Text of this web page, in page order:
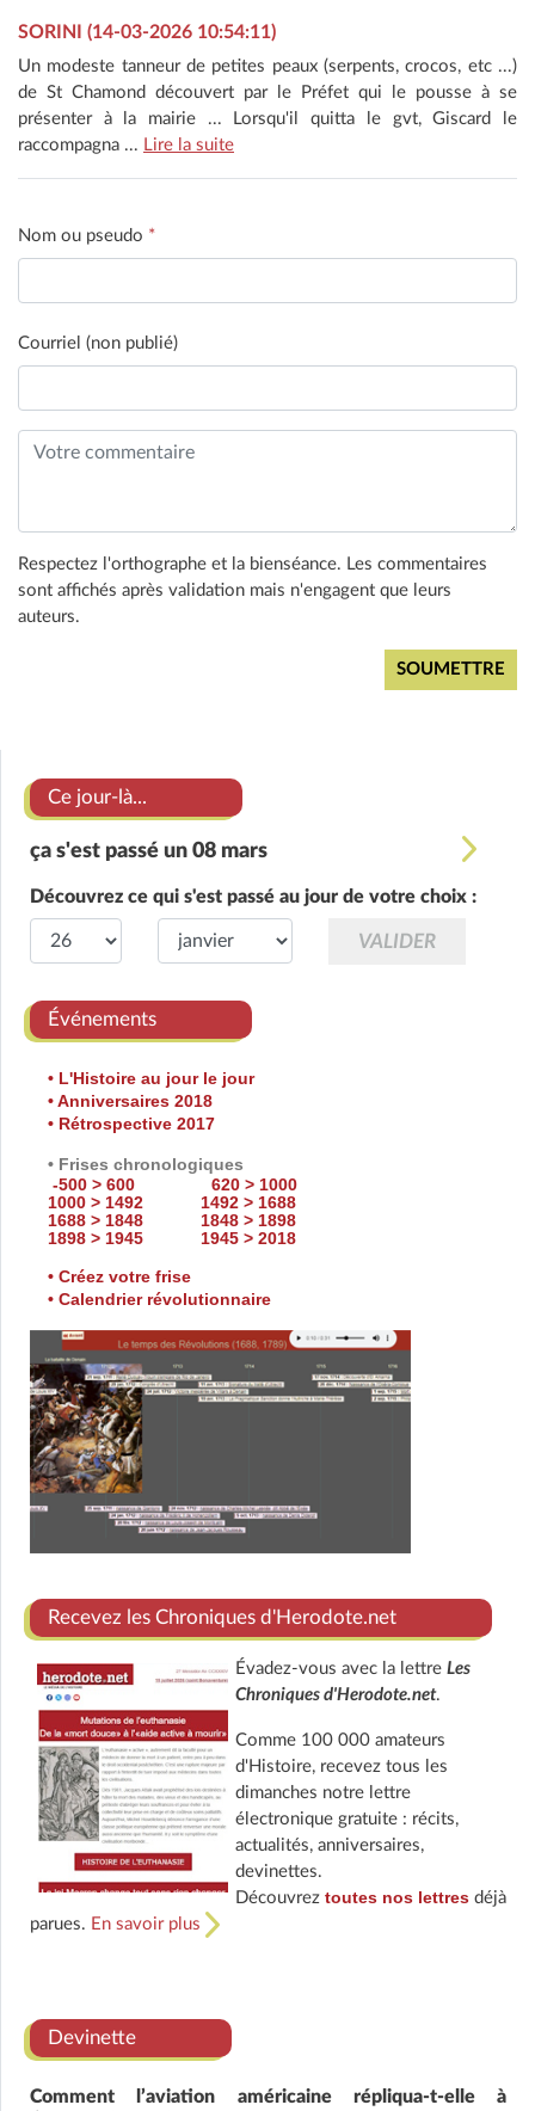
SORINI (14-03-2026 10:54:11)
Un modeste tanneur de petites peaux (serpents, crocos, etc ...)
de St Chamond découvert par le Préfet qui le pousse à se
présenter à la mairie ... Lorsqu'il quitta le gvt, Giscard le
raccompagna ... Lire la suite
Nom ou pseudo *
Courriel (non publié)
Respectez l'orthographe et la bienséance. Les commentaires
sont affichés après validation mais n'engagent que leurs
auteurs.
Ce jour-là...
ça s'est passé un 08 mars
Découvrez ce qui s'est passé au jour de votre choix :
Événements
• L'Histoire au jour le jour
• Anniversaires 2018
• Rétrospective 2017
• Frises chronologiques
-500 > 600
620 > 1000
1000 > 1492
1492 > 1688
1688 > 1848
1848 > 1898
1898 > 1945
1945 > 2018
• Créez votre frise
• Calendrier révolutionnaire
Recevez les Chroniques d'Herodote.net
Évadez-vous avec la lettre Les
Chroniques d'Herodote.net.
Comme 100 000 amateurs
d'Histoire, recevez tous les
dimanches notre lettre
électronique gratuite : récits,
actualités, anniversaires,
devinettes.
Découvrez toutes nos lettresdéjà
parues. En savoir plus
Devinette
Comment l’aviation américaine répliqua-t-elle à